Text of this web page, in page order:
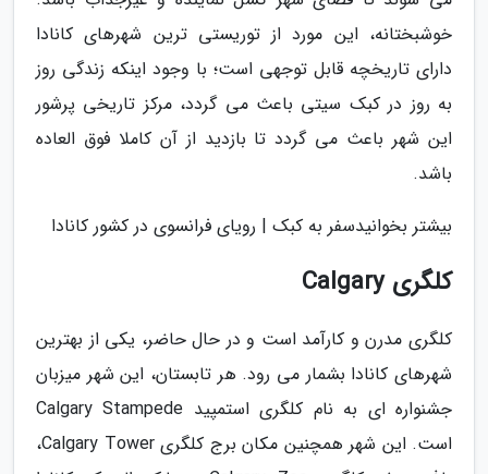
خوشبختانه، این مورد از توریستی ترین شهرهای کانادا
دارای تاریخچه قابل توجهی است؛ با وجود اینکه زندگی روز
به روز در کبک سیتی باعث می گردد، مرکز تاریخی پرشور
این شهر باعث می گردد تا بازدید از آن کاملا فوق العاده
باشد.
بیشتر بخوانیدسفر به کبک | رویای فرانسوی در کشور کانادا
کلگری Calgary
کلگری مدرن و کارآمد است و در حال حاضر، یکی از بهترین
شهرهای کانادا بشمار می رود. هر تابستان، این شهر میزبان
جشنواره ای به نام کلگری استمپید Calgary Stampede
است. این شهر همچنین مکان برج کلگری Calgary Tower،